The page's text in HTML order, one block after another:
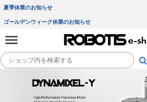
夏季休業のお知らせ
ゴールデンウィーク休業のお知らせ